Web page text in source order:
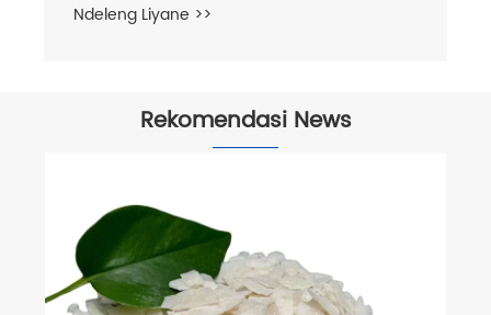
Ndeleng Liyane >>
Rekomendasi News